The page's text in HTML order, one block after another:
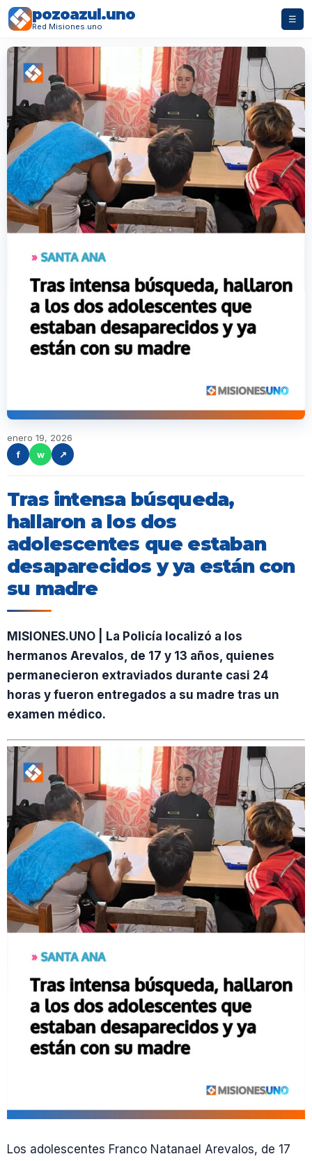
pozoazul.uno
Red Misiones.uno
☰
enero 19, 2026
f
w ↗
Tras intensa búsqueda,
hallaron a los dos
adolescentes que estaban
desaparecidos y ya están con
su madre
MISIONES.UNO | La Policía localizó a los
hermanos Arevalos, de 17 y 13 años, quienes
permanecieron extraviados durante casi 24
horas y fueron entregados a su madre tras un
examen médico.
Los adolescentes Franco Natanael Arevalos, de 17